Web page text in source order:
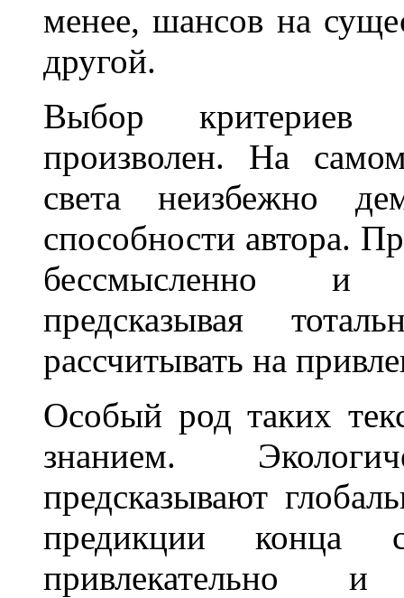
менее, шансов на
другой.
Выбор критериев
произволен. На
света неизбежно
способности автора.
бессмысленно и
предсказывая
рассчитывать на
Особый род таких
знанием.
предсказывают
предикции конца
привлекательно